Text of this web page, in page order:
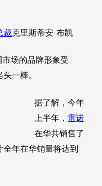
裁克里斯蒂安·布凯
市场的品牌形象受
一棒。
据了解，今年
上半年， 雷诺
在华共销售了
全年在华销量将达到